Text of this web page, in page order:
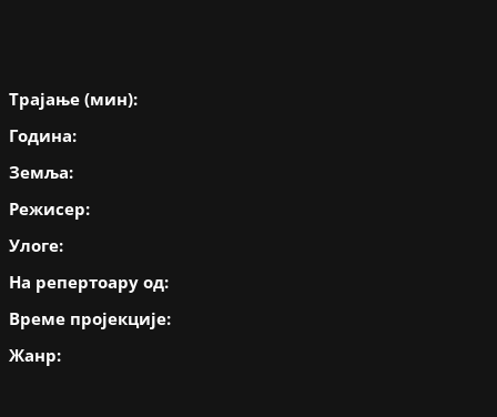
Трајање (мин):
Година:
Земља:
Режисер:
Улоге:
На репертоару од:
Време пројекције:
Жанр: